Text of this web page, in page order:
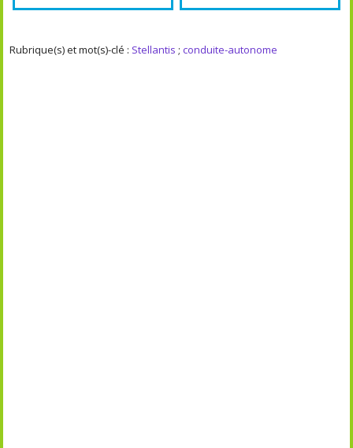
Rubrique(s) et mot(s)-clé : Stellantis ;conduite-autonome